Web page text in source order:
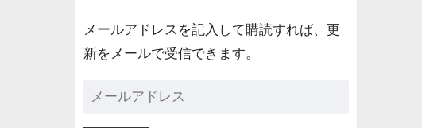
メールアドレスを記入して購読すれば、更
新をメールで受信できます。